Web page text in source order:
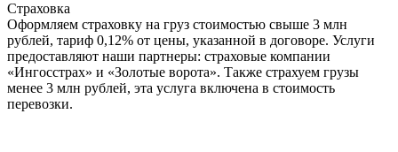
Страховка
Оформляем страховку на груз стоимостью свыше 3 млн
рублей, тариф 0,12% от цены, указанной в договоре. Услуги
предоставляют наши партнеры: страховые компании
«Ингосстрах» и «Золотые ворота». Также страхуем грузы
менее 3 млн рублей, эта услуга включена в стоимость
перевозки.